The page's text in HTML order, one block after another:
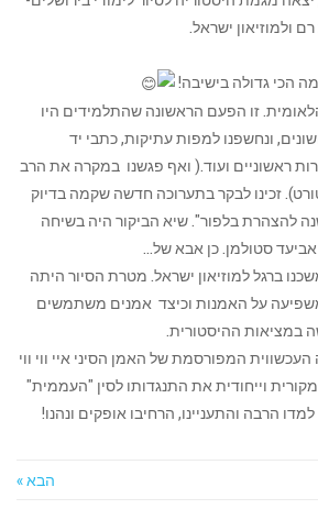
ולמוזיאון ישראל.
זו הפעם הראשונה שהתלמידים היו
ונחשפנו למפות עתיקות, כתבי יד
ראשוניים ועוד.( ואף פגשנו במקרה את הרב
זכינו לבקר בתערוכה חדשה שקמה בדיוק
שעבר לרגל "100 שנה להצהרת בלפור". שיא הביקור היה בשיחה
סטולמן. כן אבא של…
ברגל למוזיאון ישראל. מטרת הסיור היתה
על האמנות וכיצד אמנים משתמשים
במציאות ההיסטורית.
המפורסמת של האמן הסיני איי ווי ווי
וייחודית את התנגדותו לסין "העממית"
הרבה והתעניינו, הרחיבו אופקים ונהנו!
הבא »